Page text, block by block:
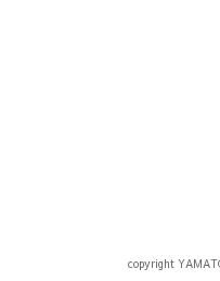
copyright